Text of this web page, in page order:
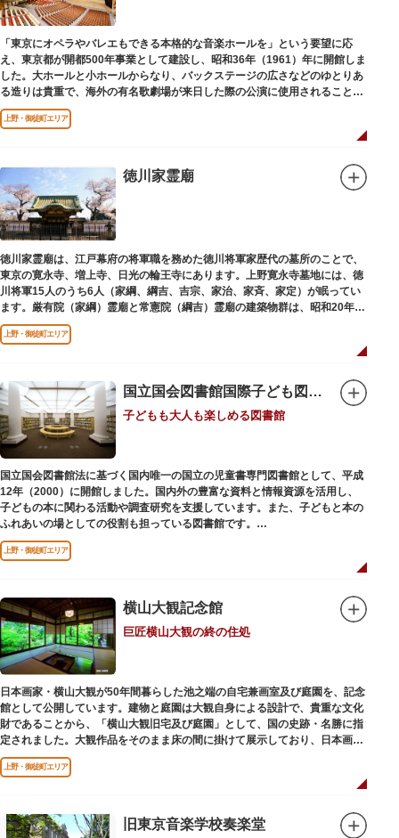
「東京にオペラやバレエもできる本格的な音楽ホールを」という要望に応
え、東京都が開都500年事業として建設し、昭和36年（1961）年に開館しま
した。大ホールと小ホールからなり、バックステージの広さなどのゆとりあ
る造りは貴重で、海外の有名歌劇場が来日した際の公演に使用されることが
多いホールです。
上野・御徒町エリア
徳川家霊廟
徳川家霊廟は、江戸幕府の将軍職を務めた徳川将軍家歴代の墓所のことで、
東京の寛永寺、増上寺、日光の輪王寺にあります。上野寛永寺墓地には、徳
川将軍15人のうち6人（家綱、綱吉、吉宗、家治、家斉、家定）が眠ってい
ます。厳有院（家綱）霊廟と常憲院（綱吉）霊廟の建築物群は、昭和20年
（1945）の空襲で大部分を焼失しました。
上野・御徒町エリア
国立国会図書館国際子ども図書館
子どもも大人も楽しめる図書館
国立国会図書館法に基づく国内唯一の国立の児童書専門図書館として、平成
12年（2000）に開館しました。国内外の豊富な資料と情報資源を活用し、
子どもの本に関わる活動や調査研究を支援しています。また、子どもと本の
ふれあいの場としての役割も担っている図書館です。
レンガ棟は、明治39年（1906）に建てられた帝国図書館の建物を保存・再
利用しています。
上野・御徒町エリア
横山大観記念館
巨匠横山大観の終の住処
日本画家・横山大観が50年間暮らした池之端の自宅兼画室及び庭園を、記念
館として公開しています。建物と庭園は大観自身による設計で、貴重な文化
財であることから、「横山大観旧宅及び庭園」として、国の史跡・名勝に指
定されました。大観作品をそのまま床の間に掛けて展示しており、日本画本
来の楽しみ方を体験できる貴重な空間です。
上野・御徒町エリア
旧東京音楽学校奏楽堂